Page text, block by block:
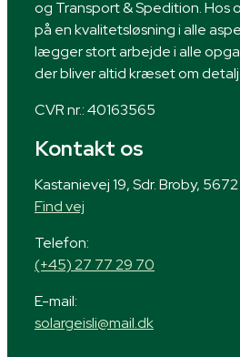
og Transport & Spedition. Hos
på en kvalitetsløsning i alle
lægger stort arbejde i alle
der bliver altid kræset om
CVR nr.: 40163565
Kontakt os
Kastanievej 19, Sdr. Broby,
Find vej
Telefon:
(+45) 27 77 29 70
E-mail:
solargeisli@mail.dk